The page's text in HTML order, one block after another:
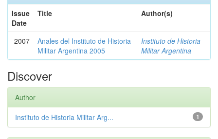
Issue
Date
Title Author(s)
2007
Anales del Instituto de Historia
Militar Argentina 2005
Instituto de Historia
Militar Argentina
Discover
Author
1
Instituto de Historia Militar Arg...